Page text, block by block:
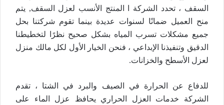
السقف ، تحدد الشركة ا المنتج الأنسب لعزل السقف, يتم
منح العميل ضمانًا لسنوات عديدة بينما تقوم شركتنا بحل
جميع مشكلات تسرب المياه بشكل صحيح نظرًا لتخطيطنا
الدقيق وتنفيذنا الإبداعي ، فنحن الخيار الأول لكل مالك منزل
لعزل الأسطح والخزانات.
للدفاع عن الحرارة في الصيف والبرد في الشتا ، تقدم
الشركة خدمات العزل الحراري يحافظ عزل الماء على